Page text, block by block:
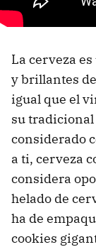
La cerveza
y brillantes
igual que el
su
considerado
a ti, cerveza
considera
helado de
ha de
cookies